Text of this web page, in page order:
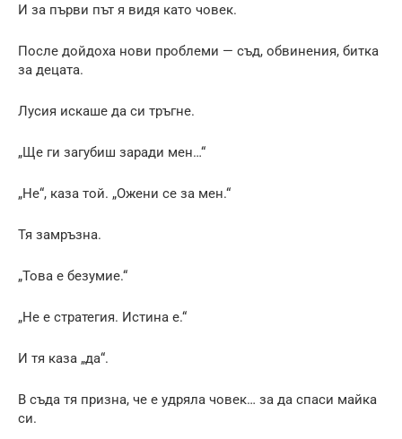
И за първи път я видя като човек.
После дойдоха нови проблеми — съд, обвинения, битка
за децата.
Лусия искаше да си тръгне.
„Ще ги загубиш заради мен…“
„Не“, каза той. „Ожени се за мен.“
Тя замръзна.
„Това е безумие.“
„Не е стратегия. Истина е.“
И тя каза „да“.
В съда тя призна, че е удряла човек… за да спаси майка
си.